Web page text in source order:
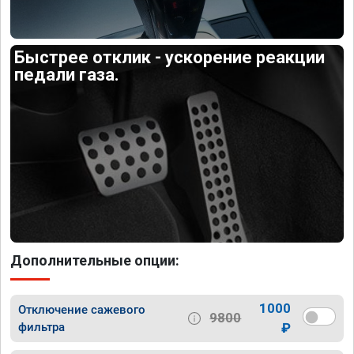
Быстрее отклик - ускорение реакции
педали газа.
Дополнительные опции:
Отключение сажевого
фильтра
9800
1000
₽